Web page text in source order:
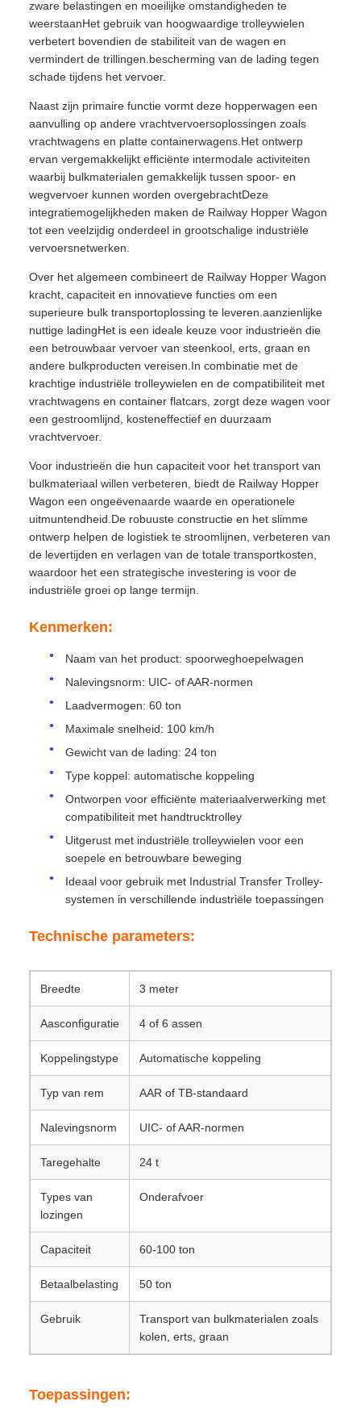
zware belastingen en moeilijke omstandigheden te
weerstaanHet gebruik van hoogwaardige trolleywielen
verbetert bovendien de stabiliteit van de wagen en
vermindert de trillingen.bescherming van de lading tegen
schade tijdens het vervoer.
Naast zijn primaire functie vormt deze hopperwagen een
aanvulling op andere vrachtvervoersoplossingen zoals
vrachtwagens en platte containerwagens.Het ontwerp
ervan vergemakkelijkt efficiënte intermodale activiteiten
waarbij bulkmaterialen gemakkelijk tussen spoor- en
wegvervoer kunnen worden overgebrachtDeze
integratiemogelijkheden maken de Railway Hopper Wagon
tot een veelzijdig onderdeel in grootschalige industriële
vervoersnetwerken.
Over het algemeen combineert de Railway Hopper Wagon
kracht, capaciteit en innovatieve functies om een
superieure bulk transportoplossing te leveren.aanzienlijke
nuttige ladingHet is een ideale keuze voor industrieën die
een betrouwbaar vervoer van steenkool, erts, graan en
andere bulkproducten vereisen.In combinatie met de
krachtige industriële trolleywielen en de compatibiliteit met
vrachtwagens en container flatcars, zorgt deze wagen voor
een gestroomlijnd, kosteneffectief en duurzaam
vrachtvervoer.
Voor industrieën die hun capaciteit voor het transport van
bulkmateriaal willen verbeteren, biedt de Railway Hopper
Wagon een ongeëvenaarde waarde en operationele
uitmuntendheid.De robuuste constructie en het slimme
ontwerp helpen de logistiek te stroomlijnen, verbeteren van
de levertijden en verlagen van de totale transportkosten,
waardoor het een strategische investering is voor de
industriële groei op lange termijn.
Kenmerken:
Naam van het product: spoorweghoepelwagen
Nalevingsnorm: UIC- of AAR-normen
Laadvermogen: 60 ton
Maximale snelheid: 100 km/h
Gewicht van de lading: 24 ton
Type koppel: automatische koppeling
Ontworpen voor efficiënte materiaalverwerking met
compatibiliteit met handtrucktrolley
Uitgerust met industriële trolleywielen voor een
soepele en betrouwbare beweging
Ideaal voor gebruik met Industrial Transfer Trolley-
systemen in verschillende industriële toepassingen
Technische parameters:
Breedte 3 meter
Aasconfiguratie 4 of 6 assen
Koppelingstype Automatische koppeling
Typ van rem AAR of TB-standaard
Nalevingsnorm UIC- of AAR-normen
Taregehalte 24 t
Types van
lozingen
Onderafvoer
Capaciteit 60-100 ton
Betaalbelasting 50 ton
Gebruik
Transport van bulkmaterialen zoals
kolen, erts, graan
Toepassingen: